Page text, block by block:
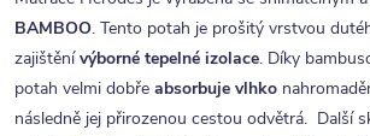
BAMBOO. Tento potah je prošitý vrstvou
zajištěnívýborné tepelné izolace. Díky
potah velmi dobře absorbuje vlhko
následně jej přirozenou cestou odvětrá. Další